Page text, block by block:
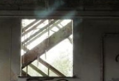
CODICI